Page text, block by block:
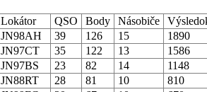
Lokátor QSO Body Násobiče
JN98AH 39 126 15
1890
JN97CT 35 122 13
1586
JN97BS 23 82 14
1148
JN88RT 28 81 10
810